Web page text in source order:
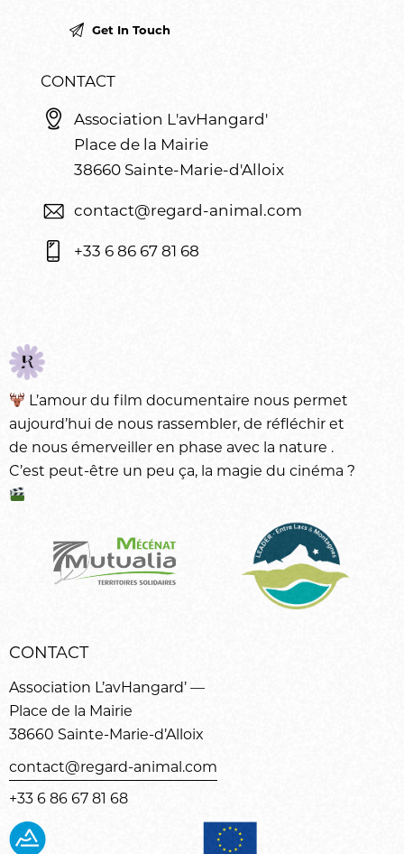
CONTACT
Association L'avHangard'
Place de la Mairie
38660 Sainte-Marie-d'Alloix
contact@regard-animal.com
+33 6 86 67 81 68
L’amour dufilm documentaire nous permet
aujourd’hui de nous rassembler, de réfléchir et
de nous émerveiller en phase avec la nature .
C’est peut-être un peu ça, la magie du cinéma ?
CONTACT
Association L’avHangard’ —
Place de la Mairie
38660 Sainte-Marie-d’Alloix
contact@regard-animal.com
+33 6 86 67 81 68